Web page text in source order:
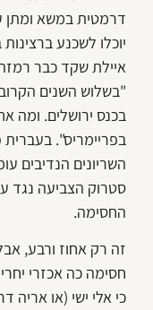
דרמטית במשא ומתן
איילת שקד כבר
"בשלוש השנים
בכנס ירושלים. ומה
בפריימריס".
השריונים הנדיבים
סטרוק הצביעה נגד
החסימה.
זה רק אחוז ורבע,
חסימה כה אכזרי
כי אלי ישי (או אריה